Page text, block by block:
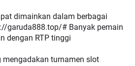
dimainkan dalam berbagai
garuda888.top/# Banyak pemain
dengan RTP tinggi
mengadakan turnamen slot